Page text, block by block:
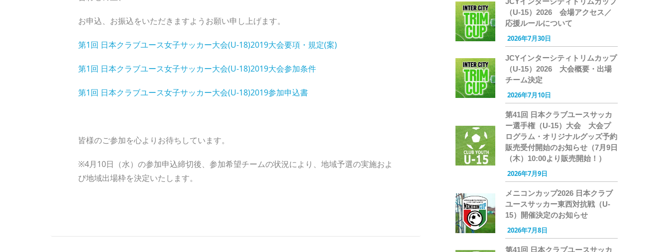
お申込、お振込をいただきますようお願い申し上げます。
第1回 日本クラブユース女子サッカー大会(U-18)2019大会要項・規定(案)
第1回 日本クラブユース女子サッカー大会(U-18)2019大会参加条件
第1回 日本クラブユース女子サッカー大会(U-18)2019参加申込書
皆様のご参加を心よりお待ちしています。
※4月10日（水）の参加申込締切後、参加希望チームの状況により、地域予選の実施およ
び地域出場枠を決定いたします。
（U-15）2026 会場アクセス／
応援ルールについて
2026年7月30日
JCYインターシティトリムカップ
（U-15）2026 大会概要・出場
チーム決定
2026年7月10日
第41回 日本クラブユースサッカ
ー選手権（U-15）大会 大会プ
ログラム・オリジナルグッズ予約
販売受付開始のお知らせ（7月9日
（木）10:00より販売開始！）
2026年7月9日
メニコンカップ2026 日本クラブ
ユースサッカー東西対抗戦（U-
15）開催決定のお知らせ
2026年7月8日
第41回 日本クラブユースサッカ